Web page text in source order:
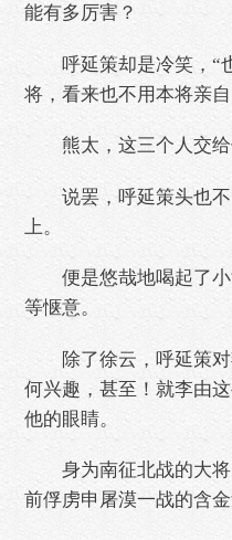
能有多厉害？
呼延策却是冷笑，“
将，看来也不用本将亲自
熊太，这三个人交给
说罢，呼延策头也不
上。
便是悠哉地喝起了小
等惬意。
除了徐云，呼延策对
何兴趣，甚至！就李由
他的眼睛。
身为南征北战的大将
前俘虏申屠漠一战的含金